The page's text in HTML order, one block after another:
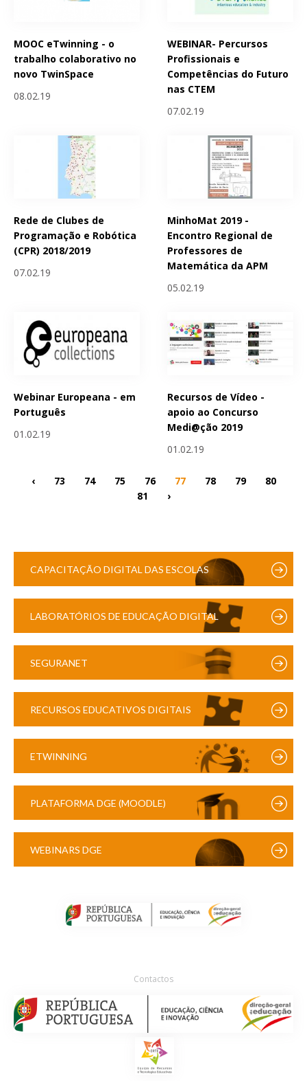
MOOC eTwinning - o
trabalho colaborativo no
novo TwinSpace
08.02.19
WEBINAR- Percursos
Profissionais e
Competências do Futuro
nas CTEM
07.02.19
Rede de Clubes de
Programação e Robótica
(CPR) 2018/2019
07.02.19
MinhoMat 2019 -
Encontro Regional de
Professores de
Matemática da APM
05.02.19
Webinar Europeana - em
Português
01.02.19
Recursos de Vídeo -
apoio ao Concurso
Medi@ção 2019
01.02.19
‹ 73 74 75 76 77 78 79
80
81
›
CAPACITAÇÃO DIGITAL DAS ESCOLAS
LABORATÓRIOS DE EDUCAÇÃO DIGITAL
SEGURANET
RECURSOS EDUCATIVOS DIGITAIS
ETWINNING
PLATAFORMA DGE (MOODLE)
WEBINARS DGE
Contactos